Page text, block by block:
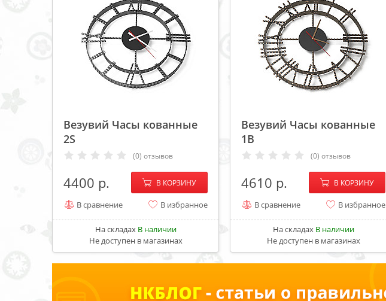
Везувий Часы кованные
2S
(0) отзывов
4400 − +
В КОРЗИНУ
В сравнение В избранное
На складах В наличии
Не доступен в магазинах
Везувий Часы кованные
1B
(0) отзывов
4610 − +
В КОРЗИНУ
В сравнение В избранное
На складах В наличии
Не доступен в магазинах